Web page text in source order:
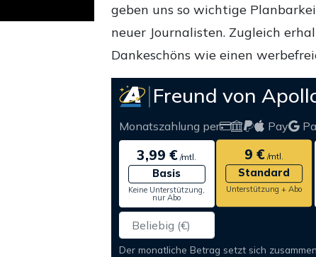
geben uns so wichtige
neuer Journalisten. Zugleich
Dankeschöns wie einen
Freund von
Monatszahlung per Pay
3,99 € /mtl.
Basis
Keine Unterstützung,
nur Abo
9 € /mtl.
Standard
Unterstützung + Abo
Der monatliche Betrag setzt sich